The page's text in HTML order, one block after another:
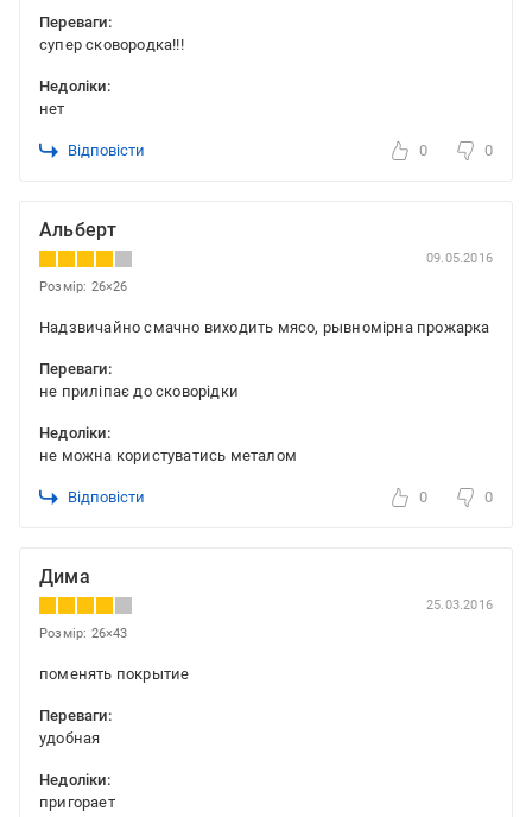
Переваги:
супер сковородка!!!
Недоліки:
нет
Відповісти 0 0
Альберт
09.05.2016
Розмір: 26×26
Надзвичайно смачно виходить мясо, рывномірна прожарка
Переваги:
не приліпає до сковорідки
Недоліки:
не можна користуватись металом
Відповісти 0 0
Дима
25.03.2016
Розмір: 26×43
поменять покрытие
Переваги:
удобная
Недоліки:
пригорает